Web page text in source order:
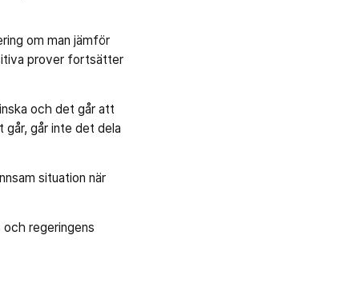
om man jämför
prover fortsätter
och det går att
går inte det dela
situation när
och regeringens